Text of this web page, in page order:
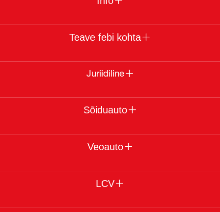
Teave febi kohta
Juriidiline
Sõiduauto
Veoauto
LCV